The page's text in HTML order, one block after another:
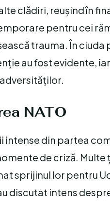
clădiri, reușind în
pentru cei
trauma. În
au fost evidente,
NATO
intense din partea
de criză.
sprijinul lor pentru
discutat intens